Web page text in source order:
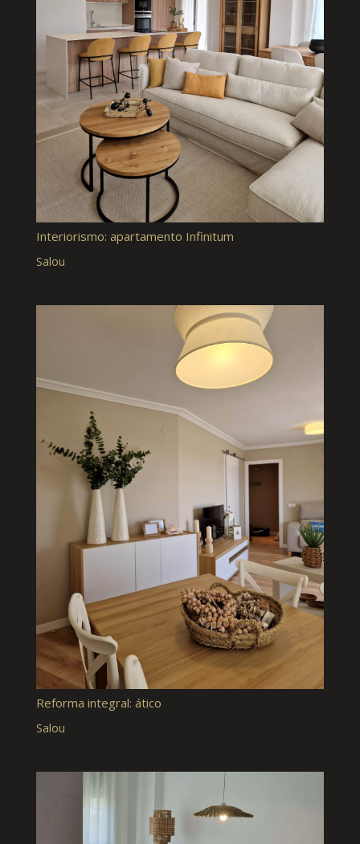
Interiorismo: apartamento Infinitum
Salou
Reforma integral: ático
Salou